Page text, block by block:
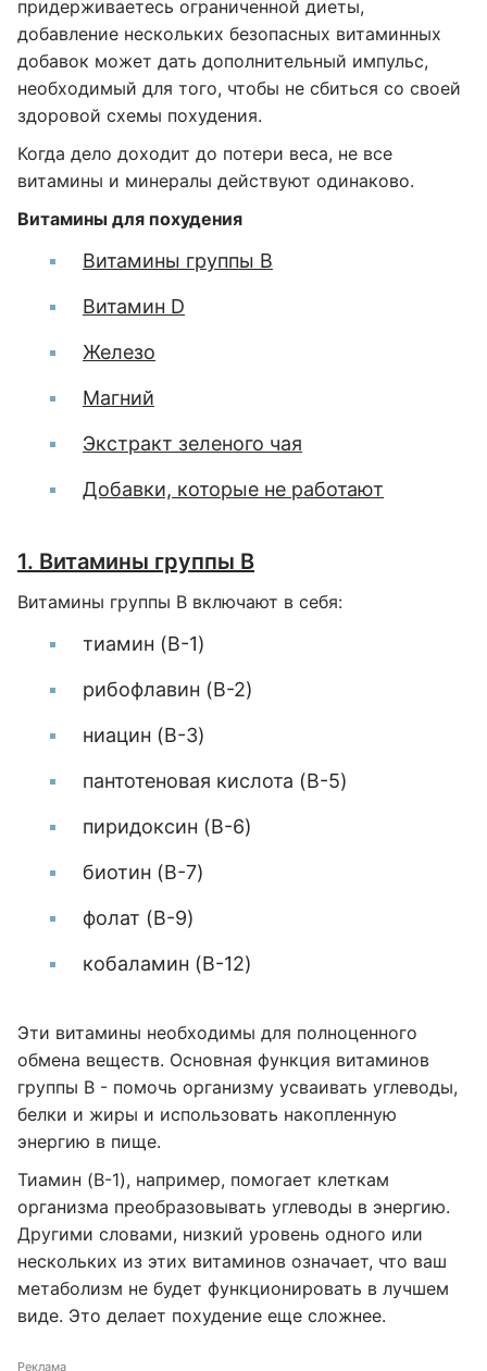
придерживаетесь ограниченной диеты,
добавление нескольких безопасных витаминных
добавок может дать дополнительный импульс,
необходимый для того, чтобы не сбиться со своей
здоровой схемы похудения.
Когда дело доходит до потери веса, не все
витамины и минералы действуют одинаково.
Витамины для похудения
Витамины группы В
Витамин D
Железо
Магний
Экстракт зеленого чая
Добавки, которые не работают
1. Витамины группы В
Витамины группы В включают в себя:
тиамин (B-1)
рибофлавин (B-2)
ниацин (B-3)
пантотеновая кислота (B-5)
пиридоксин (B-6)
биотин (B-7)
фолат (B-9)
кобаламин (B-12)
Эти витамины необходимы для полноценного
обмена веществ. Основная функция витаминов
группы В - помочь организму усваивать углеводы,
белки и жиры и использовать накопленную
энергию в пище.
Тиамин (B-1), например, помогает клеткам
организма преобразовывать углеводы в энергию.
Другими словами, низкий уровень одного или
нескольких из этих витаминов означает, что ваш
метаболизм не будет функционировать в лучшем
виде. Это делает похудение еще сложнее.
Реклама